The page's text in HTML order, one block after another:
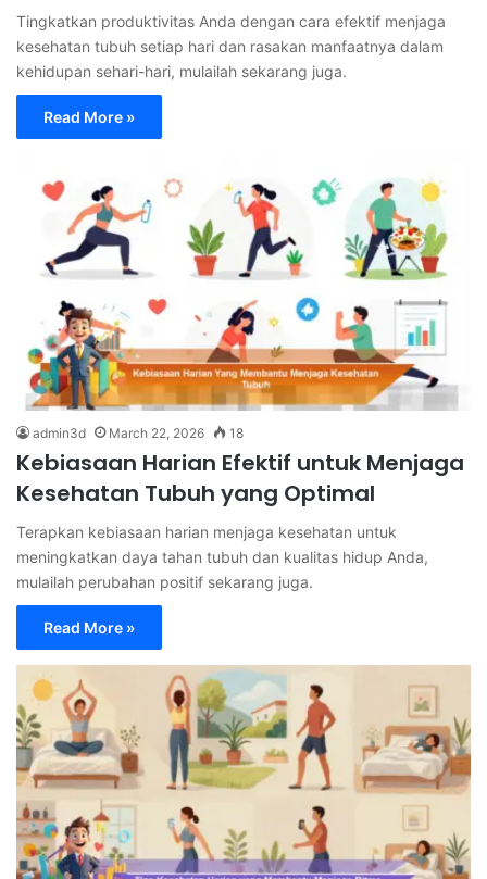
Tingkatkan produktivitas Anda dengan cara efektif menjaga
kesehatan tubuh setiap hari dan rasakan manfaatnya dalam
kehidupan sehari-hari, mulailah sekarang juga.
Read More »
admin3d March 22, 2026 18
Kebiasaan Harian Efektif untuk Menjaga
Kesehatan Tubuh yang Optimal
Terapkan kebiasaan harian menjaga kesehatan untuk
meningkatkan daya tahan tubuh dan kualitas hidup Anda,
mulailah perubahan positif sekarang juga.
Read More »